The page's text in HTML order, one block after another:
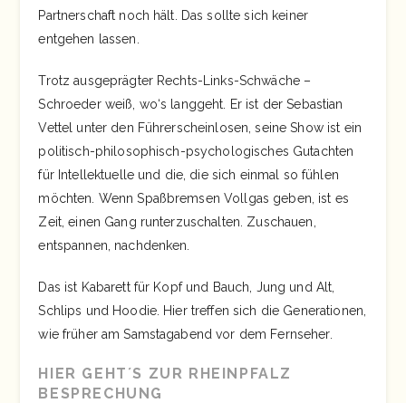
Partnerschaft noch hält. Das sollte sich keiner
entgehen lassen.
Trotz ausgeprägter Rechts-Links-Schwäche –
Schroeder weiß, wo‘s langgeht. Er ist der Sebastian
Vettel unter den Führerscheinlosen, seine Show ist ein
politisch-philosophisch-psychologisches Gutachten
für Intellektuelle und die, die sich einmal so fühlen
möchten. Wenn Spaßbremsen Vollgas geben, ist es
Zeit, einen Gang runterzuschalten. Zuschauen,
entspannen, nachdenken.
Das ist Kabarett für Kopf und Bauch, Jung und Alt,
Schlips und Hoodie. Hier treffen sich die Generationen,
wie früher am Samstagabend vor dem Fernseher.
HIER GEHT´S ZUR RHEINPFALZ
BESPRECHUNG